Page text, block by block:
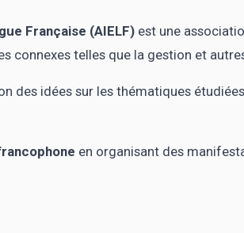
Française (AIELF) est une
connexes telles que la gestion et
des idées sur les thématiques
en organisant des